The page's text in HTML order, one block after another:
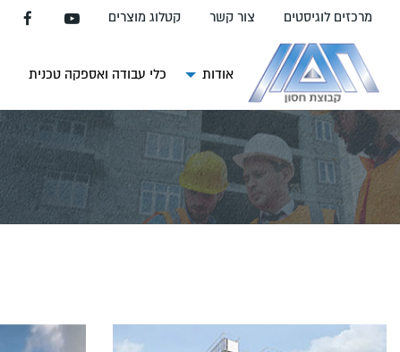
העמוד
מרכזים לוגיסטים צור קשר קטלוג מוצרים
אודות כלי עבודה ואספקה טכנית